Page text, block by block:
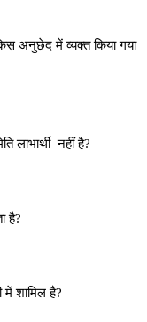
अनुछेद में व्यक्त किया गया
लाभार्थी नहीं है?
है?
शामिल है?